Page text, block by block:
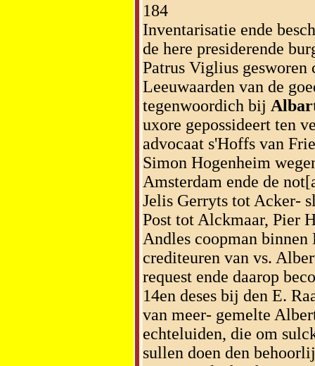
184
Inventarisatie ende
de here presiderende
Patrus Viglius gesworen
Leeuwaarden van de
tegenwoordich bij
uxore gepossideert ten
advocaat s'Hoffs van
Simon Hogenheim
Amsterdam ende de
Jelis Gerryts tot Acker-
Post tot Alckmaar, Pier
Andles coopman
crediteuren van vs.
request ende daarop
14en deses bij den E.
van meer- gemelte
echteluiden, die om
sullen doen den